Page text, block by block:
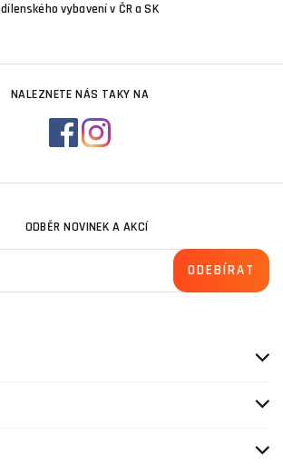
dílenského vybavení v ČR a SK
NALEZNETE NÁS TAKY NA
ODBĚR NOVINEK A AKCÍ